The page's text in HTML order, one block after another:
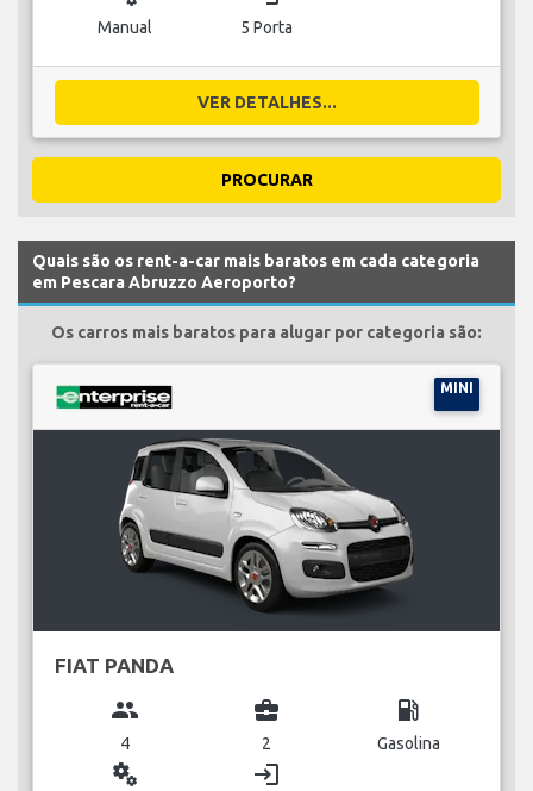
Manual 5 Porta
VER DETALHES...
PROCURAR
Quais são os rent-a-car mais baratos em cada categoria
em Pescara Abruzzo Aeroporto?
Os carros mais baratos para alugar por categoria são:
MINI
FIAT PANDA
group
4
business_center
2
local_gas_station
Gasolina
miscellaneous_services login